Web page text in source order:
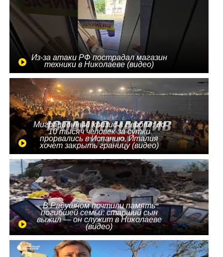
Из-за атаки РФ пострадал магазин
техники в Николаеве (видео)
Миграционный кризис в Европе: до
10 тысяч человек за сутки
прорвались в Испанию, Италия
хочет закрыть границу (видео)
В Радушном почтили память
погибшей семьи: старший сын
выжил — он служит в Николаеве
(видео)